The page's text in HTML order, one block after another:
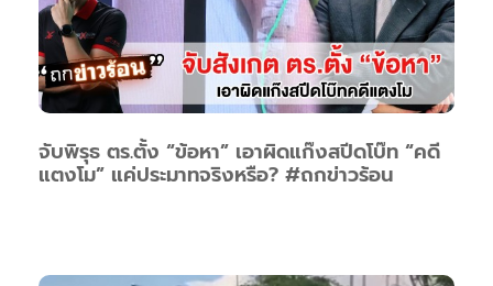
จับพิรุธ ตร.ตั้ง “ข้อหา” เอาผิดแก๊งสปีดโบ๊ท “คดี
แตงโม” แค่ประมาทจริงหรือ? #ถกข่าวร้อน